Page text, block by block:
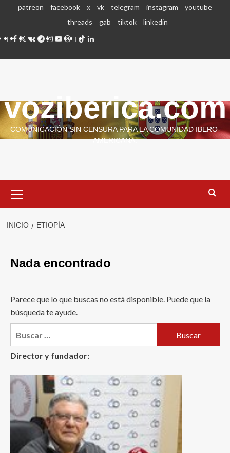
Saltarpatreon facebook x vk telegram instagram
youtube
threads
gab tiktok
linkedin
patreon
facebook
x vk telegram
instagram
youtube
threads
gabtiktoklinkedin
voziberica.com
COMUNICACIÓN SIN CENSURA PARA LA COMUNIDAD IBERO-
AMERICANA.
primario
INICIO ETIOPÍA
Nada encontrado
Parece que lo que buscas no está disponible. Puede que la
búsqueda te ayude.
Director y fundador: